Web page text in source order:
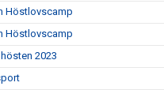
Höstlovscamp
Höstlovscamp
2023